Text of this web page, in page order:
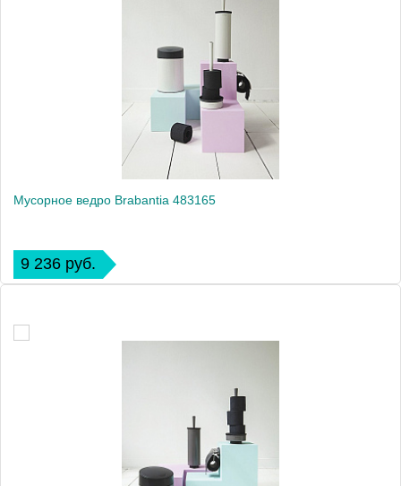
Мусорное ведро Brabantia 483165
9 236 руб.